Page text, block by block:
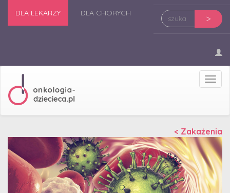
DLA LEKARZY DLA CHORYCH >
< Zakażenia